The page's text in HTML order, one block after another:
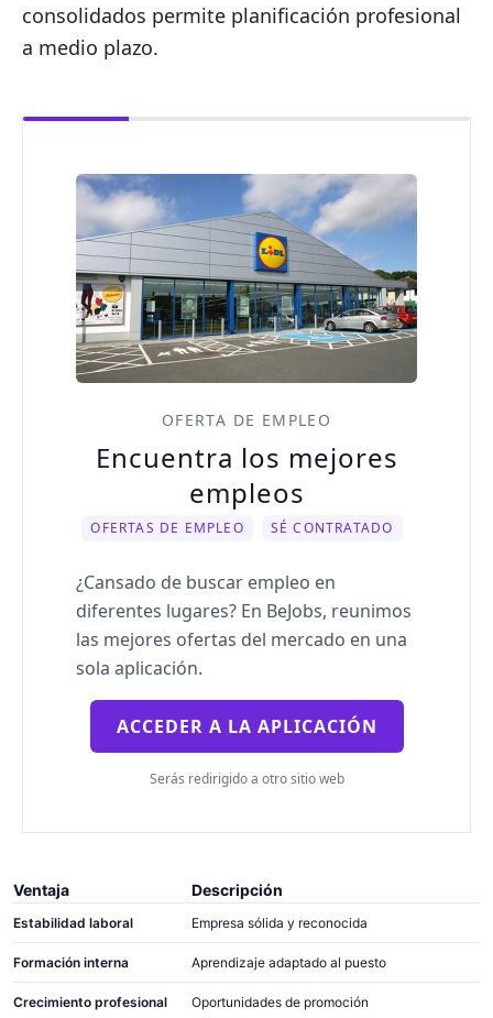
consolidados permite planificación profesional
a medio plazo.
OFERTA DE EMPLEO
Encuentra los mejores
empleos
OFERTAS DE EMPLEO SÉ CONTRATADO
¿Cansado de buscar empleo en
diferentes lugares? En BeJobs, reunimos
las mejores ofertas del mercado en una
sola aplicación.
ACCEDER A LA APLICACIÓN
Serás redirigido a otro sitio web
Ventaja Descripción
Estabilidad laboral Empresa sólida y reconocida
Formación interna Aprendizaje adaptado al puesto
Crecimiento profesional Oportunidades de promoción